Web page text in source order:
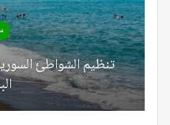
تنظيم الشواطئ